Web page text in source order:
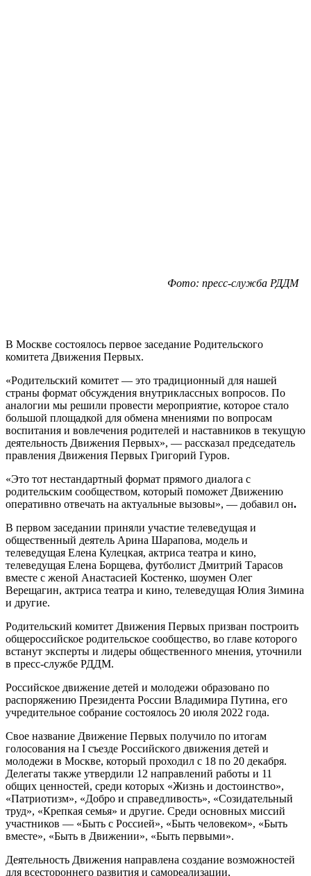
Фото: пресс-служба РДДМ
В Москве состоялось первое заседание Родительского
комитета Движения Первых.
«Родительский комитет — это традиционный для нашей
страны формат обсуждения внутриклассных вопросов. По
аналогии мы решили провести мероприятие, которое стало
большой площадкой для обмена мнениями по вопросам
воспитания и вовлечения родителей и наставников в текущую
деятельность Движения Первых», — рассказал председатель
правления Движения Первых Григорий Гуров.
«Это тот нестандартный формат прямого диалога с
родительским сообществом, который поможет Движению
оперативно отвечать на актуальные вызовы», — добавил он.
В первом заседании приняли участие телеведущая и
общественный деятель Арина Шарапова, модель и
телеведущая Елена Кулецкая, актриса театра и кино,
телеведущая Елена Борщева, футболист Дмитрий Тарасов
вместе с женой Анастасией Костенко, шоумен Олег
Верещагин, актриса театра и кино, телеведущая Юлия Зимина
и другие.
Родительский комитет Движения Первых призван построить
общероссийское родительское сообщество, во главе которого
встанут эксперты и лидеры общественного мнения, уточнили
в пресс-службе РДДМ.
Российское движение детей и молодежи образовано по
распоряжению Президента России Владимира Путина, его
учредительное собрание состоялось 20 июля 2022 года.
Свое название Движение Первых получило по итогам
голосования на I съезде Российского движения детей и
молодежи в Москве, который проходил с 18 по 20 декабря.
Делегаты также утвердили 12 направлений работы и 11
общих ценностей, среди которых «Жизнь и достоинство»,
«Патриотизм», «Добро и справедливость», «Созидательный
труд», «Крепкая семья» и другие. Среди основных миссий
участников — «Быть с Россией», «Быть человеком», «Быть
вместе», «Быть в Движении», «Быть первыми».
Деятельность Движения направлена создание возможностей
для всестороннего развития и самореализации,